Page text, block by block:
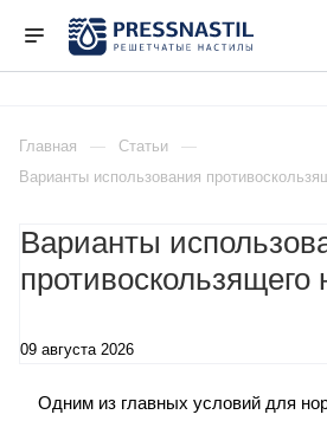
Главная
Статьи
Варианты использования
Варианты
противоскользящего
09 августа 2026
Одним из главных условий для